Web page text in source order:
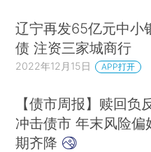
辽宁再发65亿元中小
债 注资三家城商行
2022年12月15日 APP打开
【债市周报】赎回负
冲击债市 年末风险偏
期齐降